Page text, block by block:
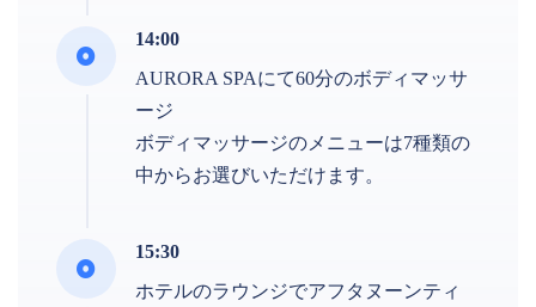
14:00
AURORA SPAにて60分のボディマッサ
ージ
ボディマッサージのメニューは7種類の
中からお選びいただけます。
15:30
ホテルのラウンジでアフタヌーンティ